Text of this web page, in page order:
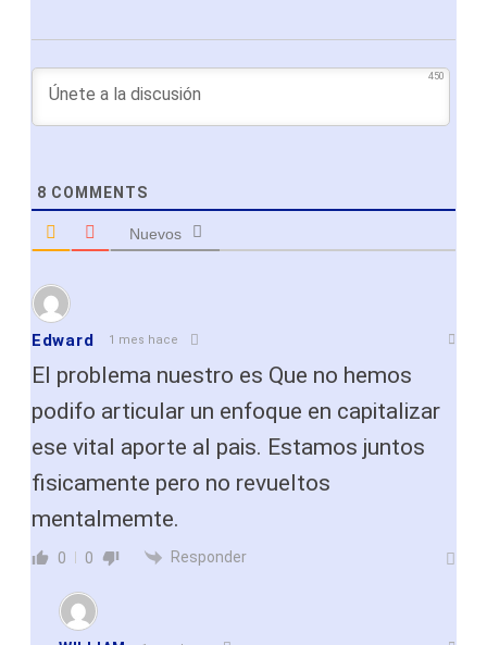
450
8 COMMENTS
Nuevos
Edward 1 mes hace
El problema nuestro es Que no hemos
podifo articular un enfoque en capitalizar
ese vital aporte al pais. Estamos juntos
fisicamente pero no revueltos
mentalmemte.
0 0 Responder